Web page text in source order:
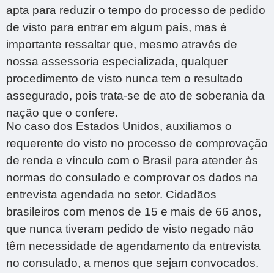
apta para reduzir o tempo do processo de pedido
de visto para entrar em algum país, mas é
importante ressaltar que, mesmo através de
nossa assessoria especializada, qualquer
procedimento de visto nunca tem o resultado
assegurado, pois trata-se de ato de soberania da
nação que o confere.
No caso dos Estados Unidos, auxiliamos o
requerente do visto no processo de comprovação
de renda e vínculo com o Brasil para atender às
normas do consulado e comprovar os dados na
entrevista agendada no setor. Cidadãos
brasileiros com menos de 15 e mais de 66 anos,
que nunca tiveram pedido de visto negado não
têm necessidade de agendamento da entrevista
no consulado, a menos que sejam convocados.